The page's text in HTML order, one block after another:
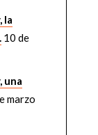
la
10 de
una
marzo